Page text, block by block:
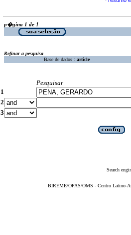
p�gina 1 de 1
Refinar a pesquisa
Base de dados : article
Pesquisar
1
2
3
Search
BIREME/OPAS/OMS - Centro Latino-